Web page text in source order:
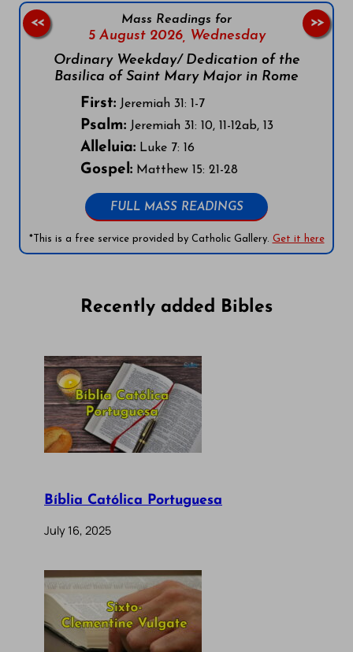
Mass Readings for
5 August 2026, Wednesday
Ordinary Weekday/ Dedication of the
Basilica of Saint Mary Major in Rome
First:Jeremiah 31: 1-7
Psalm:Jeremiah 31: 10, 11-12ab, 13
Alleluia:Luke 7: 16
Gospel:Matthew 15: 21-28
FULL MASS READINGS
*This is a free service provided by Catholic Gallery. Get it here
<< >>
Recently added Bibles
Bíblia Católica Portuguesa
July 16, 2025